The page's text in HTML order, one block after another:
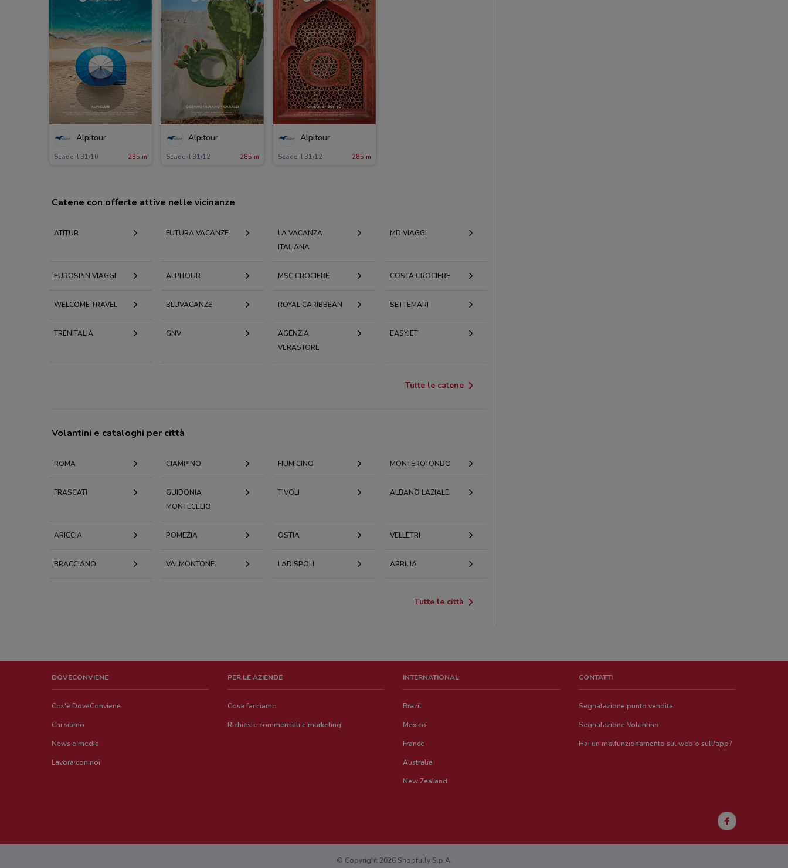
Alpitour
Scade il 31/10 285 m
Alpitour
Scade il 31/12 285 m
Alpitour
Scade il 31/12 285 m
Catene con offerte attive nelle vicinanze
ATITUR FUTURA VACANZE
LA VACANZA
ITALIANA
MD VIAGGI
EUROSPIN VIAGGI ALPITOUR MSC CROCIERE COSTA CROCIERE
WELCOME TRAVEL BLUVACANZE ROYAL CARIBBEAN SETTEMARI
TRENITALIA GNV
AGENZIA
VERASTORE
EASYJET
Tutte le catene
Volantini e cataloghi per città
ROMA CIAMPINO FIUMICINO MONTEROTONDO
FRASCATI
GUIDONIA
MONTECELIO
TIVOLI ALBANO LAZIALE
ARICCIA POMEZIA OSTIA VELLETRI
BRACCIANO VALMONTONE LADISPOLI APRILIA
Tutte le città
DOVECONVIENE
Cos'è DoveConviene
Chi siamo
News e media
Lavora con noi
PER LE AZIENDE
Cosa facciamo
Richieste commerciali e marketing
INTERNATIONAL
Brazil
Mexico
France
Australia
New Zealand
CONTATTI
Segnalazione punto vendita
Segnalazione Volantino
Hai un malfunzionamento sul web o sull'app?
© Copyright 2026 Shopfully S.p.A.